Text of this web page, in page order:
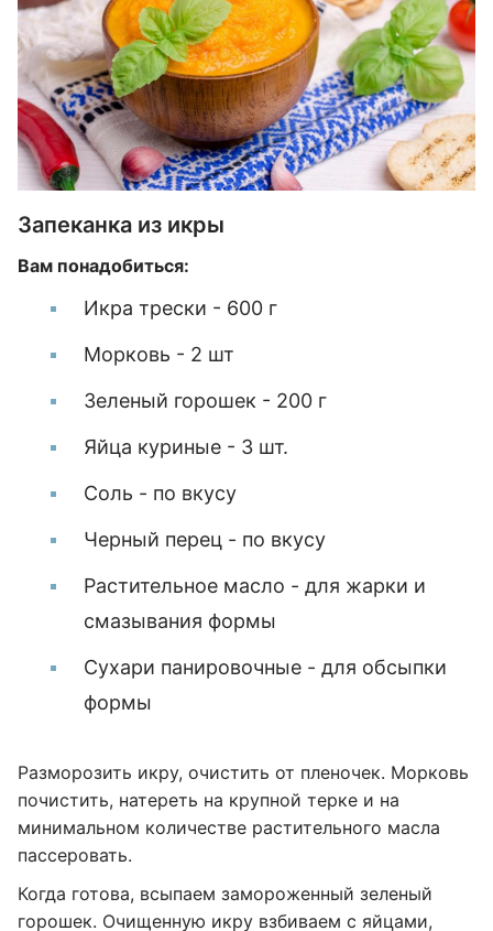
Запеканка из икры
Вам понадобиться:
Икра трески - 600 г
Морковь - 2 шт
Зеленый горошек - 200 г
Яйца куриные - 3 шт.
Соль - по вкусу
Черный перец - по вкусу
Растительное масло - для жарки и
смазывания формы
Сухари панировочные - для обсыпки
формы
Разморозить икру, очистить от пленочек. Морковь
почистить, натереть на крупной терке и на
минимальном количестве растительного масла
пассеровать.
Когда готова, всыпаем замороженный зеленый
горошек. Очищенную икру взбиваем с яйцами,